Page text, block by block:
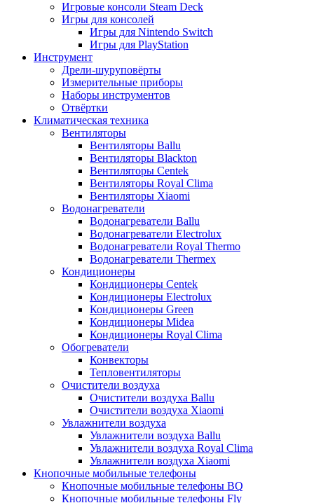
Игровые консоли Steam Deck
Игры для консолей
Игры для Nintendo Switch
Игры для PlayStation
Инструмент
Дрели-шуруповёрты
Измерительные приборы
Наборы инструментов
Отвёртки
Климатическая техника
Вентиляторы
Вентиляторы Ballu
Вентиляторы Blackton
Вентиляторы Centek
Вентиляторы Royal Clima
Вентиляторы Xiaomi
Водонагреватели
Водонагреватели Ballu
Водонагреватели Electrolux
Водонагреватели Royal Thermo
Водонагреватели Thermex
Кондиционеры
Кондиционеры Centek
Кондиционеры Electrolux
Кондиционеры Green
Кондиционеры Midea
Кондиционеры Royal Clima
Обогреватели
Конвекторы
Тепловентиляторы
Очистители воздуха
Очистители воздуха Ballu
Очистители воздуха Xiaomi
Увлажнители воздуха
Увлажнители воздуха Ballu
Увлажнители воздуха Royal Clima
Увлажнители воздуха Xiaomi
Кнопочные мобильные телефоны
Кнопочные мобильные телефоны BQ
Кнопочные мобильные телефоны Fly